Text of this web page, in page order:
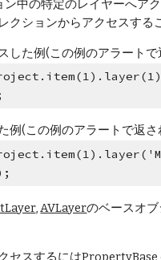
中の特定のレイヤーへア
クションからアクセスする
した例(この例のアラート
例(この例のアラートで返
, AVLayerのベースオ
セスするにはPropertyBase